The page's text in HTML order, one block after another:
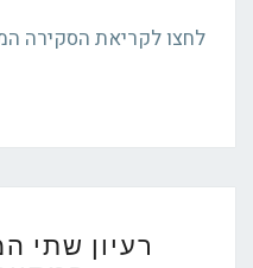
לחצו לקריאת הסקירה
רעיון שתי